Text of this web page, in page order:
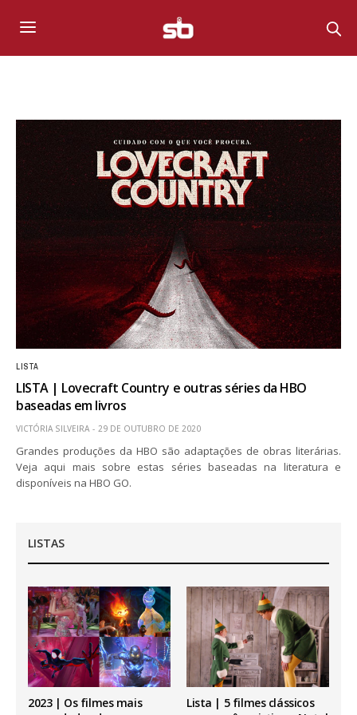
LISTA
LISTA | Lovecraft Country e outras séries da HBO
baseadas em livros
VICTÓRIA SILVEIRA 29 DE OUTUBRO DE 2020
Grandes produções da HBO são adaptações de obras literárias.
Veja aqui mais sobre estas séries baseadas na literatura e
disponíveis na HBO GO.
LISTAS
2023 | Os filmes mais
Lista | 5 filmes clássicos